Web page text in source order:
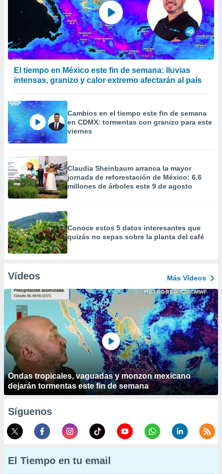
El tiempo en México este fin de semana: lluvias
intensas, granizo y calor extremo afectarán al país
Cambios en el tiempo este fin de semana
en CDMX: tormentas con granizo para este
viernes
Claudia Sheinbaum arranca la mayor
jornada de reforestación de México: 6.6
millones de árboles este 9 de agosto
Conoce estos 5 datos interesantes que
quizás no sepas sobre la planta del café
Vídeos Más Vídeos
Ondas tropicales, vaguadas y monzon mexicano
dejarán tormentas este fin de semana
Síguenos
El Tiempo en tu email